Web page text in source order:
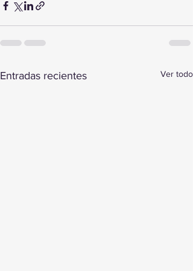
Entradas recientes Ver todo